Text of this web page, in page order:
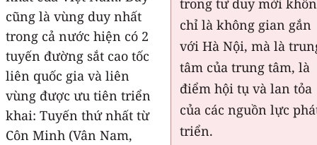
chỉ là không gian gắn
với Hà Nội, mà là
tâm của trung tâm, là
điểm hội tụ và lan tỏa
của các nguồn lực
triển.
cũng là vùng duy nhất
trong cả nước hiện có 2
tuyến đường sắt cao tốc
liên quốc gia và liên
vùng được ưu tiên triển
khai: Tuyến thứ nhất từ
Côn Minh (Vân Nam,